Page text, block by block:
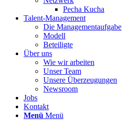
Pecha Kucha
Talent-Management
Die Managementaufgabe
Modell
Beteiligte
Über uns
Wie wir arbeiten
Unser Team
Unsere Überzeugungen
Newsroom
Jobs
Kontakt
Menü Menü